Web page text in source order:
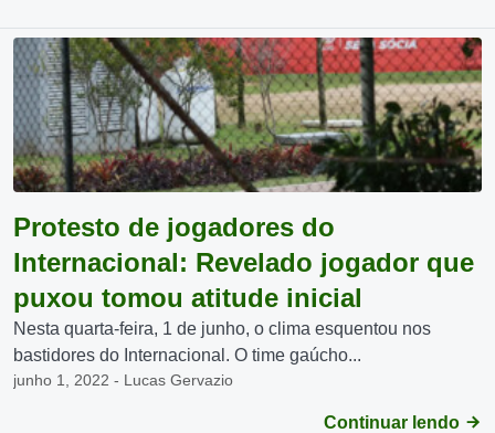
Protesto de jogadores do
Internacional: Revelado jogador que
puxou tomou atitude inicial
Nesta quarta-feira, 1 de junho, o clima esquentou nos
bastidores do Internacional. O time gaúcho...
junho 1, 2022 - Lucas Gervazio
Continuar lendo